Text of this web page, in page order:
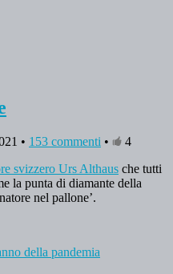
• 153 commenti •
4
svizzero Urs Althaus che tutti
la punta di diamante della
nel pallone’.